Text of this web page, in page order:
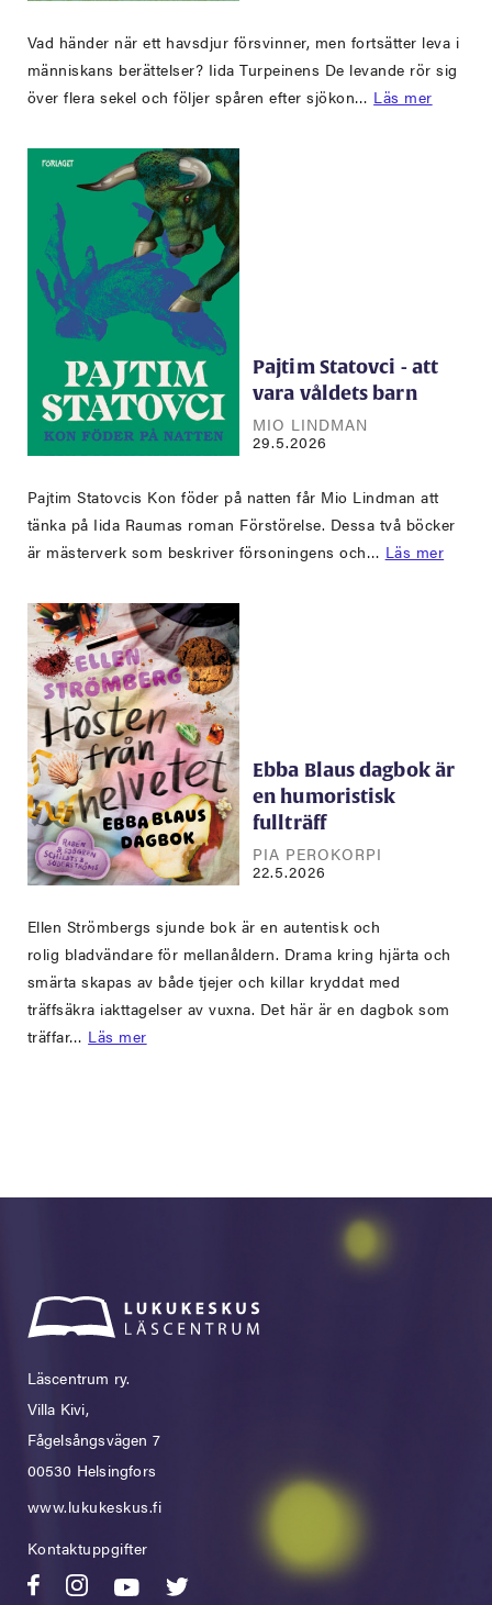
Vad händer när ett havsdjur försvinner, men fortsätter leva i
människans berättelser? Iida Turpeinens De levande rör sig
över flera sekel och följer spåren efter sjökon… Läs mer
Pajtim Statovci - att
vara våldets barn
MIO LINDMAN
29.5.2026
Pajtim Statovcis Kon föder på natten får Mio Lindman att
tänka på Iida Raumas roman Förstörelse. Dessa två böcker
är mästerverk som beskriver försoningens och… Läs mer
Ebba Blaus dagbok är
en humoristisk
fullträff
PIA PEROKORPI
22.5.2026
Ellen Strömbergs sjunde bok är en autentisk och
rolig bladvändare för mellanåldern. Drama kring hjärta och
smärta skapas av både tjejer och killar kryddat med
träffsäkra iakttagelser av vuxna. Det här är en dagbok som
träffar… Läs mer
Läscentrum ry.
Villa Kivi,
Fågelsångsvägen 7
00530 Helsingfors
www.lukukeskus.fi
Kontaktuppgifter